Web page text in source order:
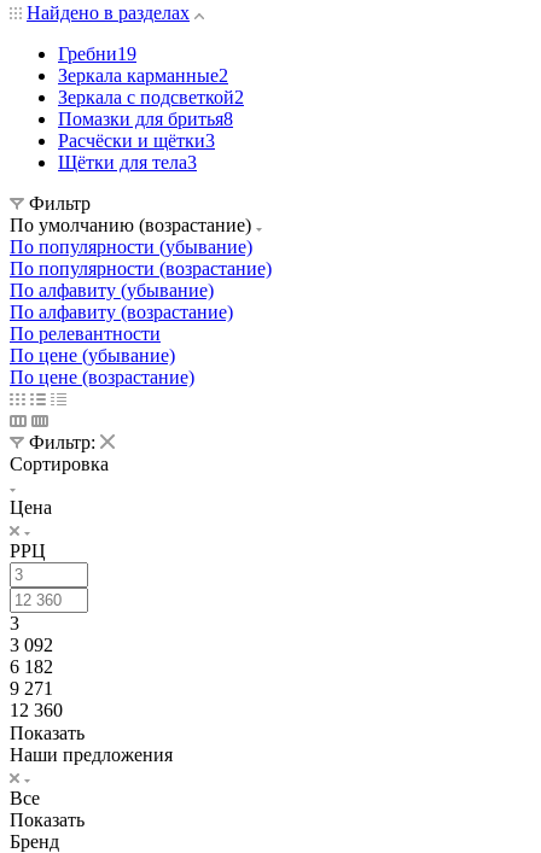
Найдено в разделах
Гребни19
Зеркала карманные2
Зеркала с подсветкой2
Помазки для бритья8
Расчёски и щётки3
Щётки для тела3
Фильтр
По умолчанию (возрастание)
По популярности (убывание)
По популярности (возрастание)
По алфавиту (убывание)
По алфавиту (возрастание)
По релевантности
По цене (убывание)
По цене (возрастание)
Фильтр:
Сортировка
Цена
РРЦ
3
3 092
6 182
9 271
12 360
Показать
Наши предложения
Все
Показать
Бренд